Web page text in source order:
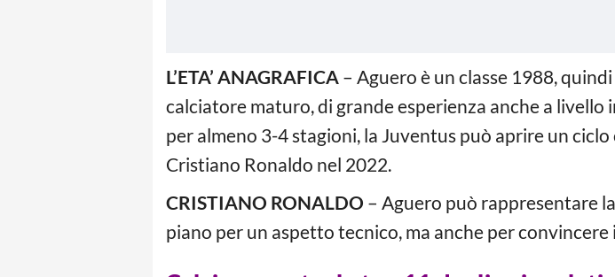
L’ETA’ ANAGRAFICA – Aguero è un classe 1988,
calciatore maturo, di grande esperienza anche a
per almeno 3-4 stagioni, la Juventus può aprire un
Cristiano Ronaldo nel 2022.
CRISTIANO RONALDO – Aguero può rappresentare
piano per un aspetto tecnico, ma anche per